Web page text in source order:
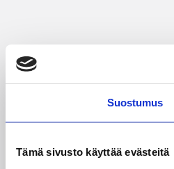
Suostumus
Tämä sivusto käyttää evästeitä